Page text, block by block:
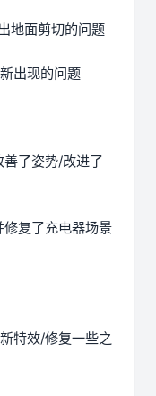
地面剪切的问题
出现的问题
了姿势/改进了
复了充电器场景
特效/修复一些之